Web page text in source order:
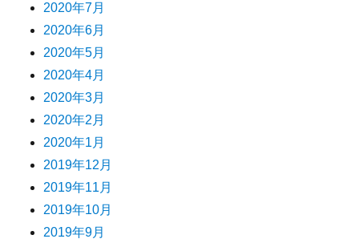
2020年7月
2020年6月
2020年5月
2020年4月
2020年3月
2020年2月
2020年1月
2019年12月
2019年11月
2019年10月
2019年9月